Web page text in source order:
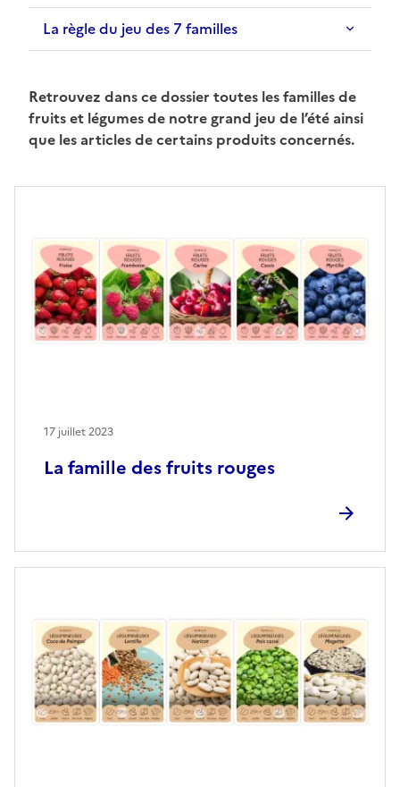
La règle du jeu des 7 familles
Retrouvez dans ce dossier toutes les familles de
fruits et légumes de notre grand jeu de l’été ainsi
que les articles de certains produits concernés.
La famille des fruits rouges
17 juillet 2023